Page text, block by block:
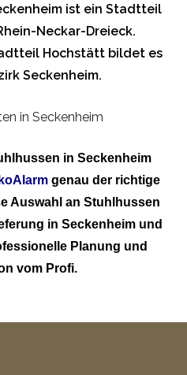
ist ein Stadtteil
Neckar-Dreieck.
Hochstätt bildet es
Seckenheim.
in Seckenheim
genau der richtige
Auswahl an Stuhlhussen
in Seckenheim und
Planung und
vom Profi.